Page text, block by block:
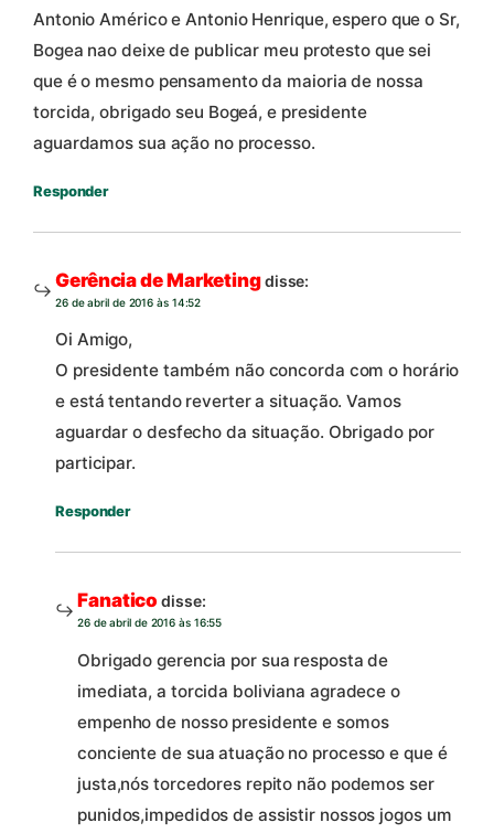
Antonio Américo e Antonio Henrique, espero que o Sr,
Bogea nao deixe de publicar meu protesto que sei
que é o mesmo pensamento da maioria de nossa
torcida, obrigado seu Bogeá, e presidente
aguardamos sua ação no processo.
Responder
Gerência de Marketingdisse:
26 de abril de 2016 às 14:52
Oi Amigo,
O presidente também não concorda com o horário
e está tentando reverter a situação. Vamos
aguardar o desfecho da situação. Obrigado por
participar.
Responder
Fanatico disse:
26 de abril de 2016 às 16:55
Obrigado gerencia por sua resposta de
imediata, a torcida boliviana agradece o
empenho de nosso presidente e somos
conciente de sua atuação no processo e que é
justa,nós torcedores repito não podemos ser
punidos,impedidos de assistir nossos jogos um